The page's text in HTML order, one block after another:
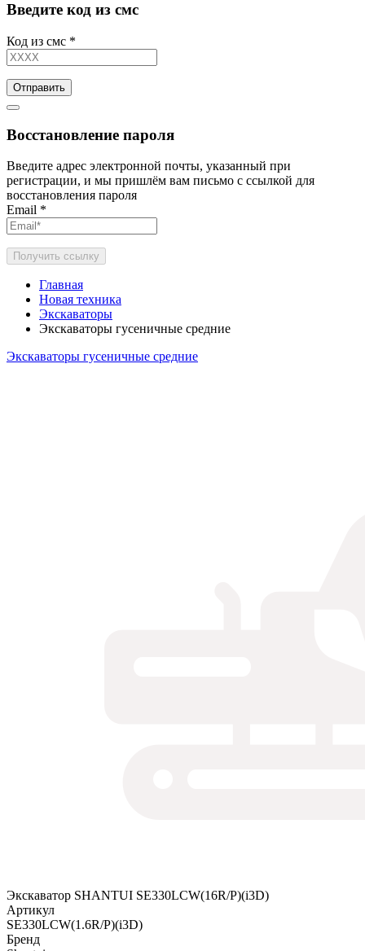
Введите код из смс
Код из смс *
Отправить
Восстановление пароля
Введите адрес электронной почты, указанный при
регистрации, и мы пришлём вам письмо с ссылкой для
восстановления пароля
Email *
Получить ссылку
Главная
Новая техника
Экскаваторы
Экскаваторы гусеничные средние
Экскаваторы гусеничные средние
Экскаватор SHANTUI SE330LCW(16R/P)(i3D)
Артикул
SE330LCW(1.6R/P)(i3D)
Бренд